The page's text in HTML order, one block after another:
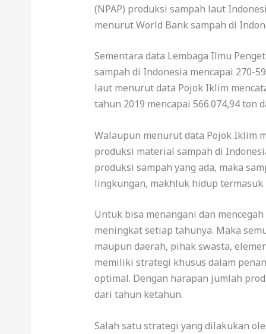
(NPAP) produksi sampah laut
menurut World Bank sampah di
Sementara data Lembaga Ilmu
sampah di Indonesia mencapai 270-
laut menurut data Pojok Iklim
tahun 2019 mencapai 566.074,94 ton
Walaupun menurut data Pojok Iklim
produksi material sampah di
produksi sampah yang ada, maka
lingkungan, makhluk hidup
Untuk bisa menangani dan
meningkat setiap tahunya. Maka
maupun daerah, pihak swasta,
memiliki strategi khusus dalam
optimal. Dengan harapan jumlah
dari tahun ketahun.
Salah satu strategi yang dilakukan